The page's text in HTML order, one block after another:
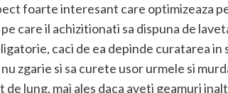
foarte interesant care optimizeaza
care il achizitionati sa dispuna de
caci de ea depinde curatarea
zgarie si sa curete usor urmele si
lung, mai ales daca aveti geamuri